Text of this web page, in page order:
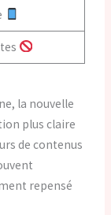
la nouvelle
plus claire
de contenus
repensé